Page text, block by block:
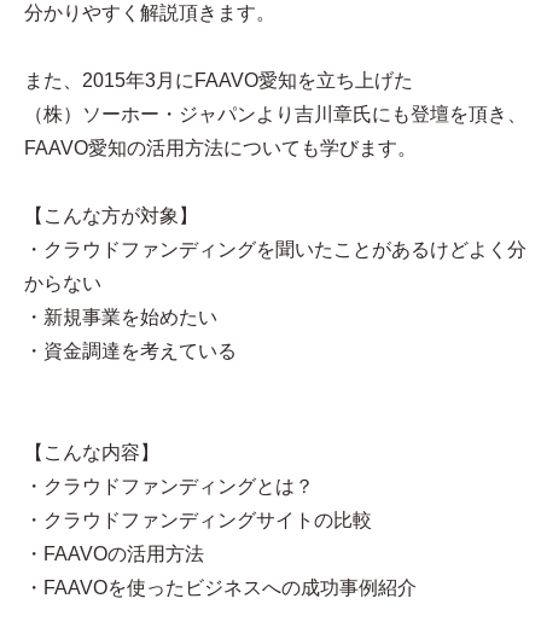
分かりやすく解説頂きます。
また、2015年3月にFAAVO愛知を立ち上げた
（株）ソーホー・ジャパンより吉川章氏にも登壇を頂き、
FAAVO愛知の活用方法についても学びます。
【こんな方が対象】
・クラウドファンディングを聞いたことがあるけどよく分
からない
・新規事業を始めたい
・資金調達を考えている
【こんな内容】
・クラウドファンディングとは？
・クラウドファンディングサイトの比較
・FAAVOの活用方法
・FAAVOを使ったビジネスへの成功事例紹介